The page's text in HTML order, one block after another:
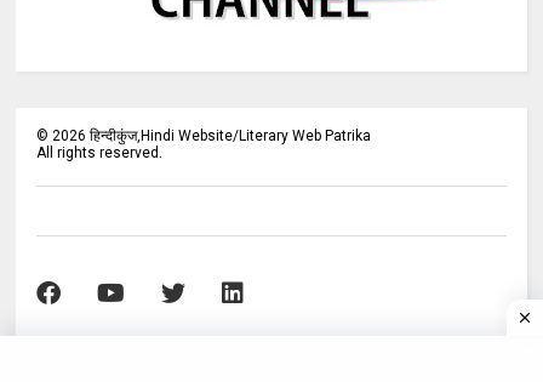
©2026 हिन्दीकुंज,Hindi Website/Literary Web Patrika
All rights reserved.